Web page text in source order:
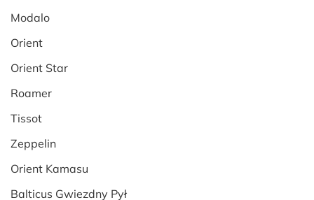
Modalo
Orient
Orient Star
Roamer
Tissot
Zeppelin
Orient Kamasu
Balticus Gwiezdny Pył